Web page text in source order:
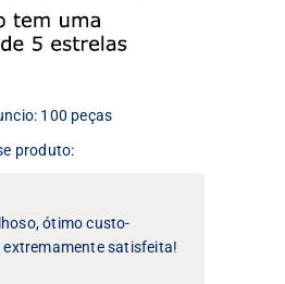
na
100 peças
produto:
ótimo custo-
extremamente satisfeita!